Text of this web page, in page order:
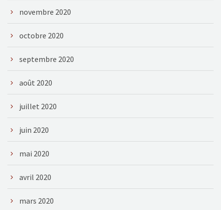
novembre 2020
octobre 2020
septembre 2020
août 2020
juillet 2020
juin 2020
mai 2020
avril 2020
mars 2020